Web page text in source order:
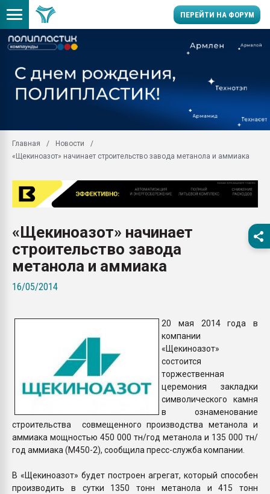
ПЕРЕЙТИ НА ФОРУМ
Вакуум-формовочные
28.07.2026
Всё, что касается
бутылок
Материал поверхности
вакуумного
Главная
Новости
«Щекиноазот» начинает строительство завода метанола и аммиака
«Щекиноазот» начинает
строительство завода
метанола и аммиака
16/05/2014
20 мая 2014 года в
компании
«Щекиноазот»
состоится
торжественная
церемония закладки
символического камня
в ознаменование
строительства совмещенного производства метанола и
аммиака мощностью 450 000 тн/год метанола и 135 000 тн/
год аммиака (М450-2), сообщила пресс-служба компании.
В «Щекиноазот» будет построен агрегат, который способен
производить в сутки 1350 тонн метанола и 415 тонн